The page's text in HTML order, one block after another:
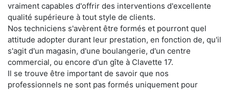
vraiment capables d'offrir des interventions d'excellente
qualité supérieure à tout style de clients.
Nos techniciens s'avèrent être formés et pourront quel
attitude adopter durant leur prestation, en fonction de, qu'il
s'agit d'un magasin, d'une boulangerie, d'un centre
commercial, ou encore d'un gîte à Clavette 17.
Il se trouve être important de savoir que nos
professionnels ne sont pas formés uniquement pour